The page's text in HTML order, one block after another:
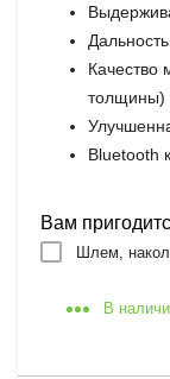
Качество
толщины)
Bluetooth
Вам
Шлем,
В